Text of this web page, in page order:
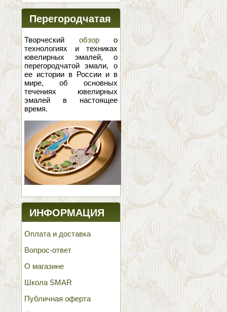
Перегородчатая
эмаль
Творческий обзоро
технологиях и техниках
ювелирных эмалей, о
перегородчатой эмали, о
ее истории в России и в
мире, об основных
течениях ювелирных
эмалей в настоящее
время.
ИНФОРМАЦИЯ
Оплата и доставка
Вопрос-ответ
О магазине
Школа SMAR
Публичная оферта